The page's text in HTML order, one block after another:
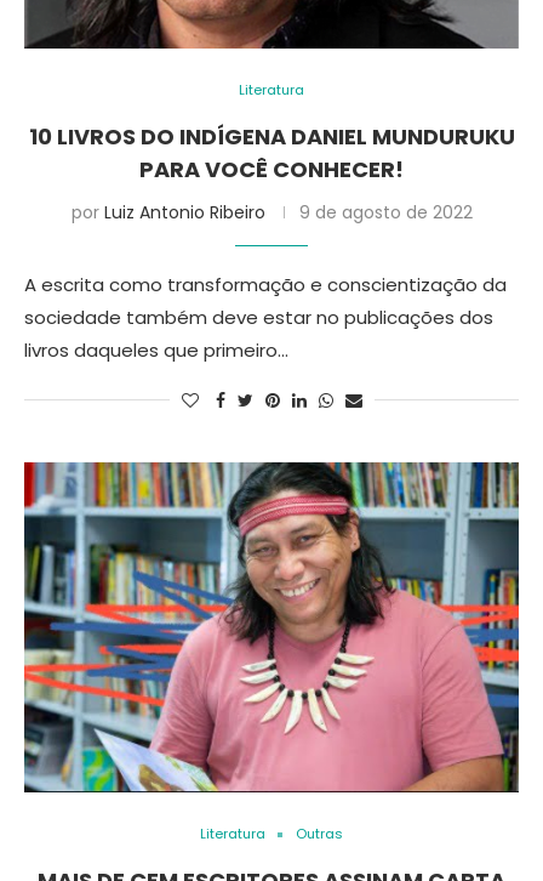
Literatura
10 LIVROS DO INDÍGENA DANIEL MUNDURUKU
PARA VOCÊ CONHECER!
por Luiz Antonio Ribeiro 9 de agosto de 2022
A escrita como transformação e conscientização da
sociedade também deve estar no publicações dos
livros daqueles que primeiro…
Literatura Outras